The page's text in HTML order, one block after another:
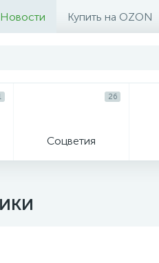
Новости Купить на OZON
Соцветия
26